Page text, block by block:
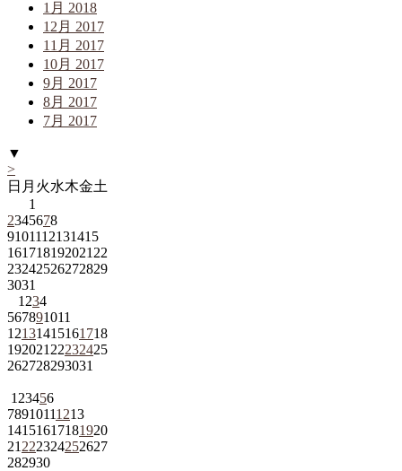
1月 2018
12月 2017
11月 2017
10月 2017
9月 2017
8月 2017
7月 2017
▼
>
日 月 火水木金土
1
2345678
9101112131415
161718192021 22
23242526272829
3031
1 234
567891011
12131415161718
192021 22232425
262728293031
1 23456
78910111213
14151617181920
21 222324252627
282930